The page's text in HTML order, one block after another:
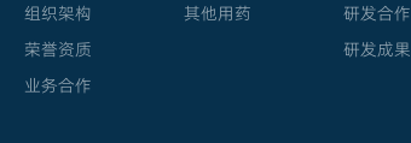
组织架构
荣誉资质
业务合作
其他用药
研发合作
研发成果